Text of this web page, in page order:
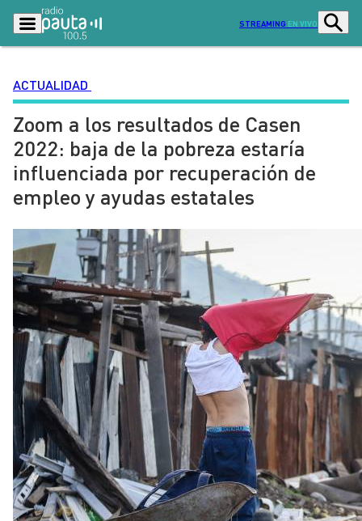
STREAMING EN VIVO
Podcasts Programas
Lo Último Actualidad
Ciudad Economía
Radio en vivo
Tendencias
Entretención y Cultura Opinión
Dato en Pauta Señal 2
Contenido Patrocinado
ACTUALIDAD
Zoom a los resultados de Casen
2022: baja de la pobreza estaría
influenciada por recuperación de
empleo y ayudas estatales